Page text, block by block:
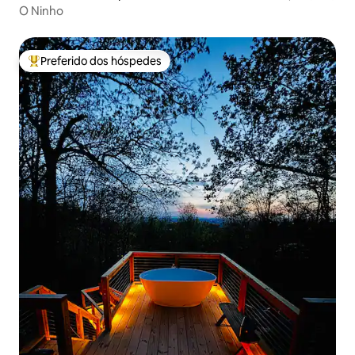
O Ninho
Entre os melhores preferidos dos hóspedes
Preferido dos hóspedes